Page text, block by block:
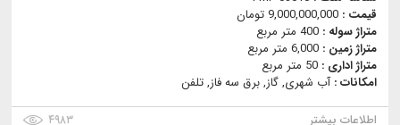
قیمت : 9,000,000,000 تومان
متراژ سوله : 400 متر مربع
متراژ زمین : 6,000 متر مربع
متراژ اداری : 50 متر مربع
امکانات :آب شهری, گاز, برق سه فاز, تلفن
اطلاعات بیشتر
۴۹۸۳